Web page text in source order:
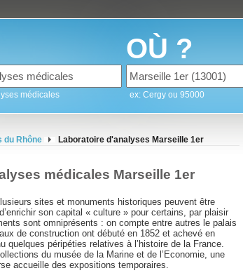
médicales
OÙ ?
ex: Cergy ou 95000
du Rhône Laboratoire d'analyses Marseille 1er
médicales Marseille 1er
sites et monuments historiques peuvent être
son capital « culture » pour certains, par plaisir
sont omniprésents : on compte entre autres le palais
de construction ont débuté en 1852 et achevé en
quelques péripéties relatives à l’histoire de la France.
du musée de la Marine et de l’Economie, une
accueille des expositions temporaires.